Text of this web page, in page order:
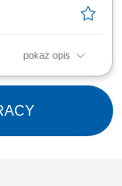
pokaż opis
obsługi
komponentów w